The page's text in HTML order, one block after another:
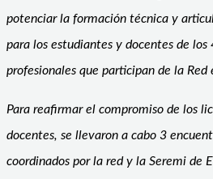
potenciar la formación técnica y
para los estudiantes y docentes de los
profesionales que participan de la Red
Para reafirmar el compromiso de los
docentes, se llevaron a cabo 3
coordinados por la red y la Seremi de